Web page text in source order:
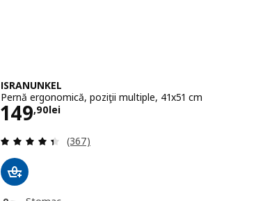
ISRANUNKEL
Pernă ergonomică, poziţii multiple, 41x51 cm
149,90lei
Preţ 149,90lei
Evaluare: 4.4 din 5 stele. Total recenzii:
(367)